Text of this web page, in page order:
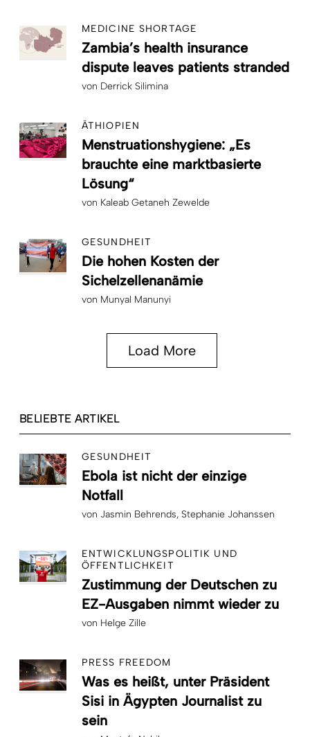
MEDICINE SHORTAGE
Zambia’s health insurance
dispute leaves patients stranded
von Derrick Silimina
ÄTHIOPIEN
Menstruationshygiene: „Es
brauchte eine marktbasierte
Lösung“
von Kaleab Getaneh Zewelde
GESUNDHEIT
Die hohen Kosten der
Sichelzellenanämie
von Munyal Manunyi
Load More
BELIEBTE ARTIKEL
GESUNDHEIT
Ebola ist nicht der einzige
Notfall
von Jasmin Behrends Stephanie Johanssen
ENTWICKLUNGSPOLITIK UND
ÖFFENTLICHKEIT
Zustimmung der Deutschen zu
EZ-Ausgaben nimmt wieder zu
von Helge Zille
PRESS FREEDOM
Was es heißt, unter Präsident
Sisi in Ägypten Journalist zu
sein